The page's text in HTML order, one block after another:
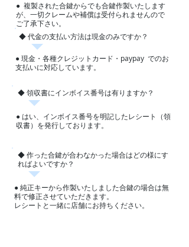
● 複製された合鍵からでも合鍵作製いたします
が、一切クレームや補償は受付られませんので​
ご了承下さい。
◆代金の支払い方法は現金のみですか？
● 現金・各種クレジットカード・paypay でのお
支払いに対応しています。
◆領収書にインボイス番号は有りますか？
● はい、インボイス番号を明記したレシート（領
収書）を発行しております。
◆ 作った合鍵が合わなかった場合はどの様にす
ればよいですか？
● 純正キーから作製いたしました合鍵の場合は無
料で修正させていただきます。
レシートと一緒に店舗にお持ちください。